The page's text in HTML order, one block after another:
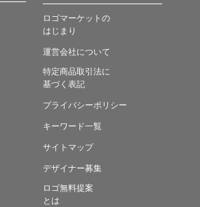
ロゴマーケットの
はじまり
運営会社について
特定商品取引法に
基づく表記
プライバシーポリシー
キーワード一覧
サイトマップ
デザイナー募集
ロゴ無料提案
とは